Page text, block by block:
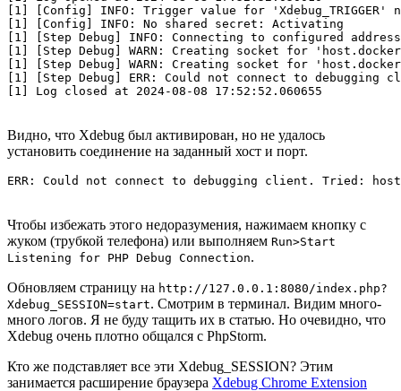
[1] [Config] INFO: Trigger value for 'Xdebug_TRIGGER'
[1] [Config] INFO: No shared secret: Activating
[1] [Step Debug] INFO: Connecting to configured
[1] [Step Debug] WARN: Creating socket for
[1] [Step Debug] WARN: Creating socket for
[1] [Step Debug] ERR: Could not connect to
Видно, что Xdebug был активирован, но не удалось
установить соединение на заданный хост и порт.
Чтобы избежать этого недоразумения, нажимаем кнопку с
жуком (трубкой телефона) или выполняем Run>Start
Listening for PHP Debug Connection.
Обновляем страницу на http://127.0.0.1:8080/index.php?
Xdebug_SESSION=start. Смотрим в терминал. Видим много-
много логов. Я не буду тащить их в статью. Но очевидно, что
Xdebug очень плотно общался с PhpStorm.
Кто же подставляет все эти Xdebug_SESSION? Этим
занимается расширение браузера Xdebug Chrome Extension